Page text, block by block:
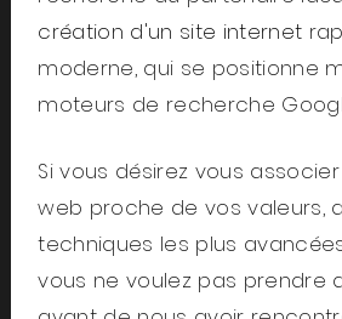
création d'un site internet
moderne, qui se positionne
moteurs de recherche
Si vous désirez vous
web proche de vos valeurs,
techniques les plus
vous ne voulez pas prendre